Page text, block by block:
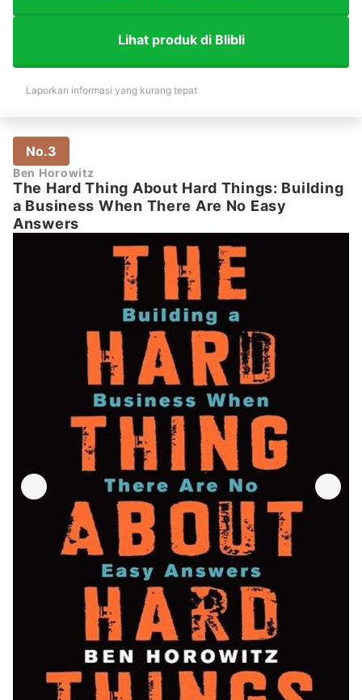
Lihat produk di Blibli
Laporkan informasi yang kurang tepat
No.3
Ben Horowitz
The Hard Thing About Hard Things: Building
a Business When There Are No Easy
Answers